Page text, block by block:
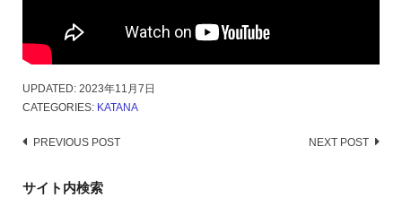
UPDATED: 2023年11月7日
CATEGORIES: KATANA
Post
PREVIOUS POST NEXT POST
サイト内検索